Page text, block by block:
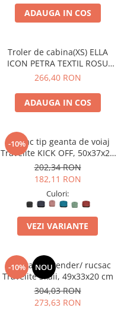
ADAUGA IN COS
Troler de cabina(XS) ELLA
ICON PETRA TEXTIL ROSU
40X30X20 CM
266,40 RON
ADAUGA IN COS
-10%
Rucsac tip geanta de voiaj
Travelite KICK OFF, 50x37x20
cm
202,34 RON
182,11 RON
Culori:
VEZI VARIANTE
-10% NOU
Geanta weekender/ rucsac
Travelite Skaii, 49x33x20 cm
304,03 RON
273,63 RON